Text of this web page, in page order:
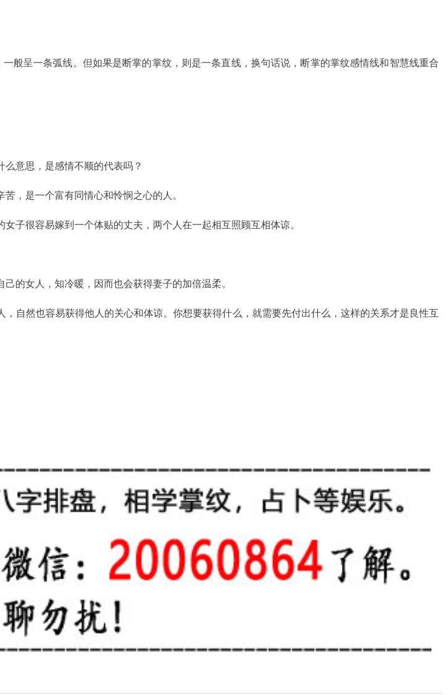
般呈一条弧线。但如果是断掌的掌纹，则是一条直线，换句话说，断掌的掌纹感情线和智慧线重合
意思，是感情不顺的代表吗？
，是一个富有同情心和怜悯之心的人。
子很容易嫁到一个体贴的丈夫，两个人在一起相互照顾互相体谅。
的女人，知冷暖，因而也会获得妻子的加倍温柔。
自然也容易获得他人的关心和体谅。你想要获得什么，就需要先付出什么，这样的关系才是良性互